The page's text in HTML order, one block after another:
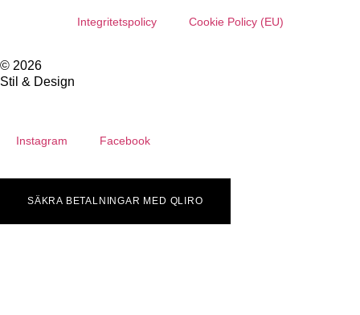
Integritetspolicy Cookie Policy (EU)
© 2026
Stil & Design
Instagram Facebook
SÄKRA BETALNINGAR MED QLIRO